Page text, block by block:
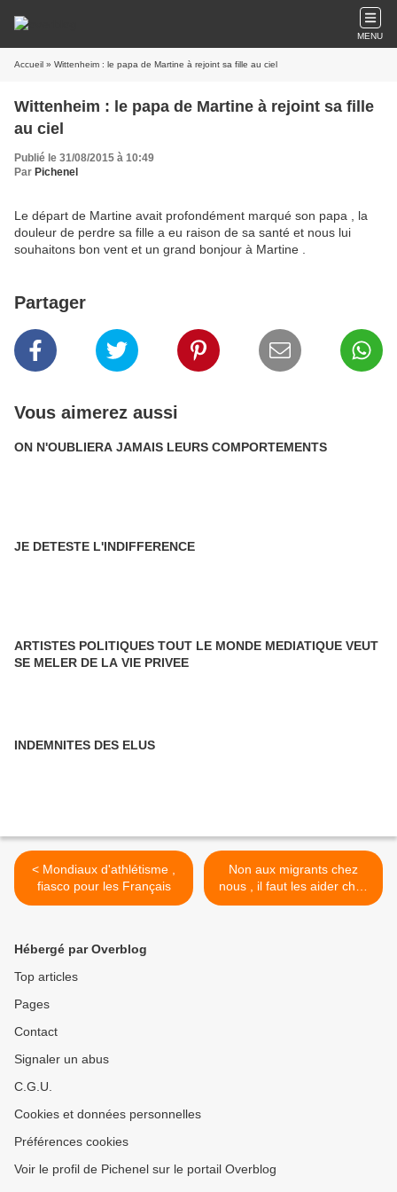
MENU
Accueil » Wittenheim : le papa de Martine à rejoint sa fille au ciel
Wittenheim : le papa de Martine à rejoint sa fille
au ciel
Publié le 31/08/2015 à 10:49
Par Pichenel
Le départ de Martine avait profondément marqué son papa , la
douleur de perdre sa fille a eu raison de sa santé et nous lui
souhaitons bon vent et un grand bonjour à Martine .
Partager
Vous aimerez aussi
ON N'OUBLIERA JAMAIS LEURS COMPORTEMENTS
JE DETESTE L'INDIFFERENCE
ARTISTES POLITIQUES TOUT LE MONDE MEDIATIQUE VEUT
SE MELER DE LA VIE PRIVEE
INDEMNITES DES ELUS
< Mondiaux d'athlétisme ,
fiasco pour les Français
Non aux migrants chez
nous , il faut les aider chez
eux >
Hébergé par Overblog
Top articles
Pages
Contact
Signaler un abus
C.G.U.
Cookies et données personnelles
Préférences cookies
Voir le profil de Pichenel sur le portail Overblog